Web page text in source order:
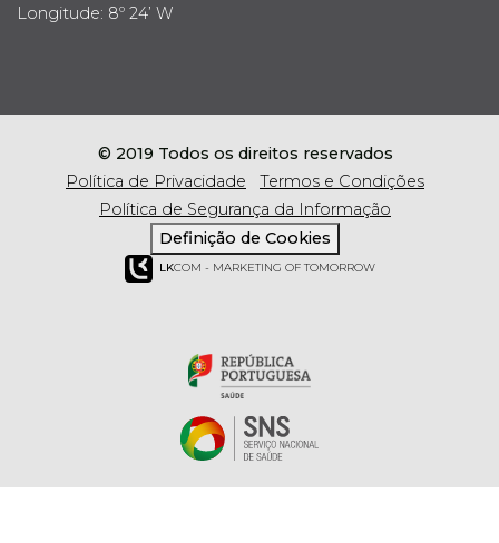
Longitude: 8º 24’ W
© 2019 Todos os direitos reservados
Política de Privacidade
Termos e Condições
Política de Segurança da Informação
Definição de Cookies
LKCOM - MARKETING OF TOMORROW